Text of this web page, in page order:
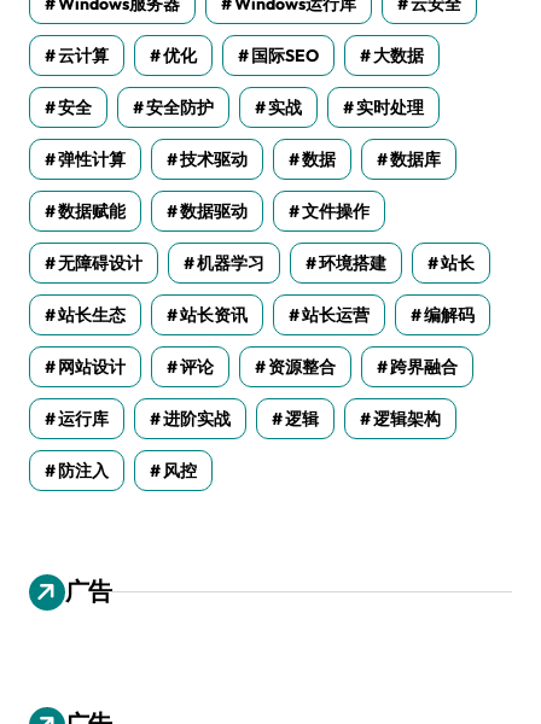
云计算 优化 国际SEO 大数据
安全 安全防护 实战 实时处理
弹性计算 技术驱动 数据 数据库
数据赋能 数据驱动 文件操作
无障碍设计 机器学习 环境搭建 站长
站长生态 站长资讯 站长运营 编解码
网站设计 评论 资源整合 跨界融合
运行库 进阶实战 逻辑 逻辑架构
防注入 风控
广告